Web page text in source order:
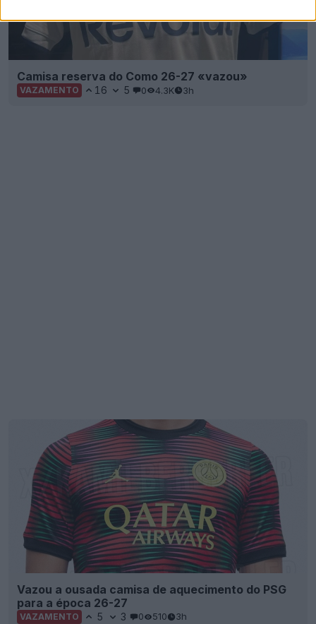
Camisa reserva do Como 26-27 «vazou»
VAZAMENTO 16 5 0 4.3K 3h
Vazou a ousada camisa de aquecimento do PSG
para a época 26-27
VAZAMENTO 5 3 0 510 3h